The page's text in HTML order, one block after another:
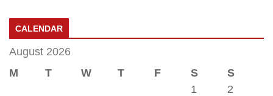
CALENDAR
August 2026
M
T W T F S
S
1
2